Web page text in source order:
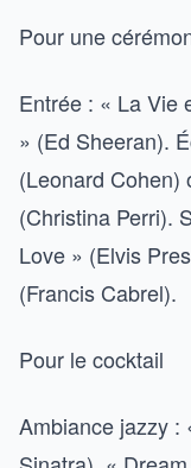
Pour une
Entrée : « La Vie
» (Ed Sheeran).
(Leonard Cohen)
(Christina Perri).
Love » (Elvis
(Francis Cabrel).
Pour le cocktail
Ambiance jazzy :